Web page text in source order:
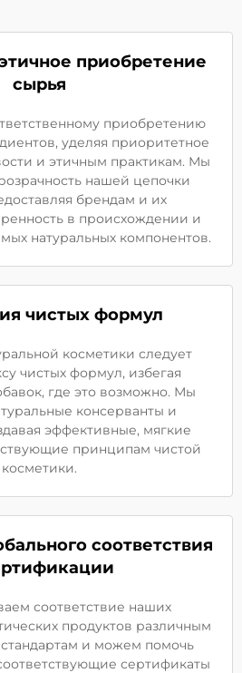
приобретение
сырья
приобретению
уделяя приоритетное
и этичным практикам. Мы
нашей цепочки
брендам и их
в происхождении и
натуральных компонентов.
чистых формул
косметики следует
чистых формул, избегая
где это возможно. Мы
консерванты и
эффективные, мягкие
принципам чистой
косметики.
соответствия
соответствие наших
продуктов различным
и можем помочь
сертификаты